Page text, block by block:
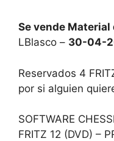
Se vende Material
LBlasco – 30-04-
Reservados 4
por si alguien
SOFTWARE
FRITZ 12 (DVD) –